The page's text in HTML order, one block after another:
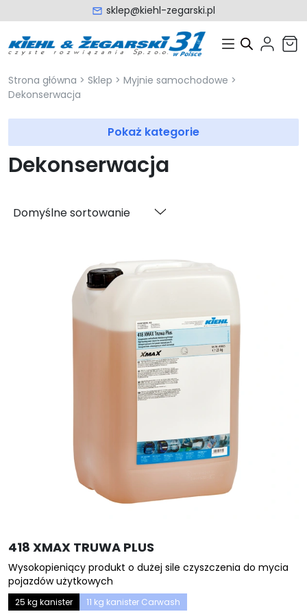
sklep@kiehl-zegarski.pl
Strona główna > Sklep > Myjnie samochodowe >
Dekonserwacja
Pokaż kategorie
Dekonserwacja
418 XMAX TRUWA PLUS
Wysokopieniący produkt o dużej sile czyszczenia do mycia
pojazdów użytkowych
25 kg kanister 11 kg kanister Carwash